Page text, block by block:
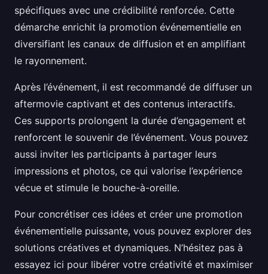
spécifiques avec une crédibilité renforcée. Cette
démarche enrichit la promotion événementielle en
diversifiant les canaux de diffusion et en amplifiant
le rayonnement.
Après l’événement, il est recommandé de diffuser un
aftermovie captivant et des contenus interactifs.
Ces supports prolongent la durée d’engagement et
renforcent le souvenir de l’événement. Vous pouvez
aussi inviter les participants à partager leurs
impressions et photos, ce qui valorise l’expérience
vécue et stimule le bouche-à-oreille.
Pour concrétiser ces idées et créer une promotion
événementielle puissante, vous pouvez explorer des
solutions créatives et dynamiques. N’hésitez pas à
essayez ici pour libérer votre créativité et maximiser